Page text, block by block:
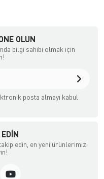
OLUN
bilgi sahibi olmak için
posta almayı kabul
edin, en yeni ürünlerimizi